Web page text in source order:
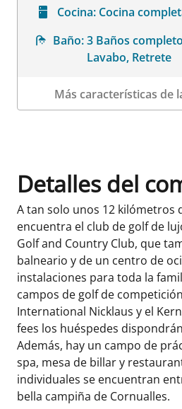
Cocina: Cocina
Baño: 3 Baños
Lavabo, Retrete
Más características de
Detalles del
A tan solo unos 12 kilómetros
encuentra el club de golf de
Golf and Country Club, que
balneario y de un centro de
instalaciones para toda la
campos de golf de
International Nicklaus y el
fees los huéspedes
Además, hay un campo de
spa, mesa de billar y
individuales se encuentran
bella campiña de Cornualles.